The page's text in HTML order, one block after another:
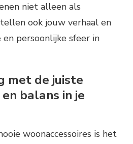
niet alleen als
ook jouw verhaal en
persoonlijke sfeer in
met de juiste
balans in je
woonaccessoires is het